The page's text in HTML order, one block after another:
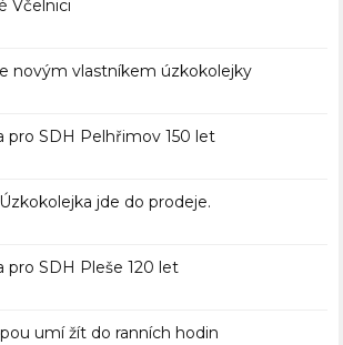
Včelnici
novým vlastníkem úzkokolejky
pro SDH Pelhřimov 150 let
jde do prodeje.
pro SDH Pleše 120 let
umí žít do ranních hodin